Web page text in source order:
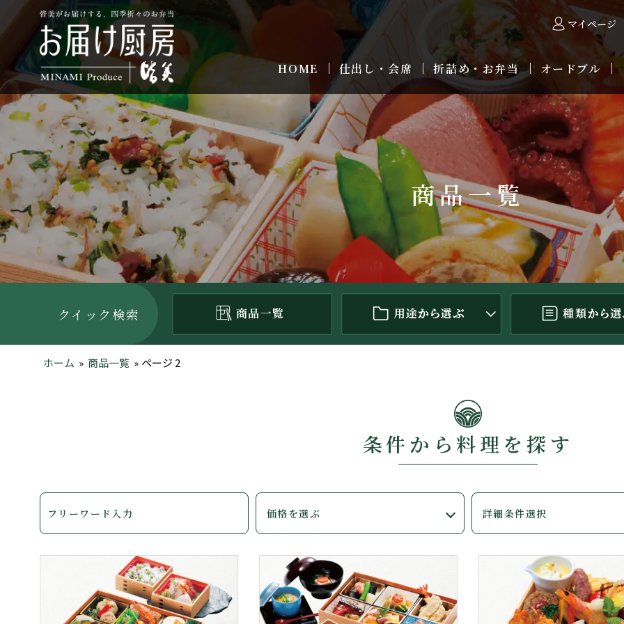
ン
ツ
へ
ス
ッ
プ
マイページ
HOME 仕出し・会席 折詰め・お弁当 オードブル
商品一覧
クイック検索
ホーム » 商品一覧 » ページ 2
条件から料理を探す
詳細条件選択